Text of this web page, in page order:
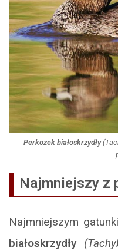
Perkozek białoskrzydły(
Najmniejszy z
Najmniejszym
białoskrzydły